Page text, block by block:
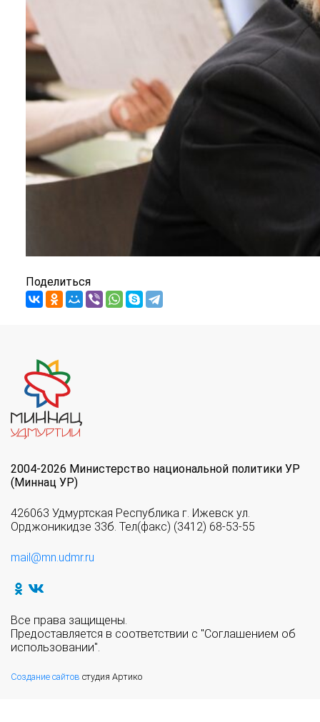
Поделиться
2004-2026 Министерство национальной политики УР
(Миннац УР)
426063 Удмуртская Республика г. Ижевск ул.
Орджоникидзе 33б. Тел(факс) (3412) 68-53-55
mail@mn.udmr.ru
Все права защищены.
Предоставляется в соответствии с "Соглашением об
использовании".
Создание сайтов студия Артико